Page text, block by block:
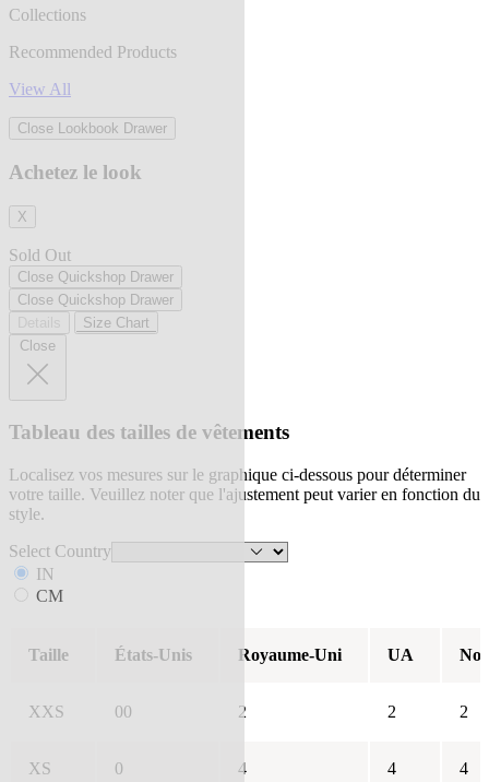
Collections
Recommended Products
View All
Close Lookbook Drawer
Achetez le look
X
Sold Out
Close Quickshop Drawer
Close Quickshop Drawer
Size Chart
Close
Tableau des tailles de vêtements
Localisez vos mesures sur le graphique ci-dessous pour déterminer
votre taille. Veuillez noter que l'ajustement peut varier en fonction du
style.
Select Country
IN
CM
Taille États-Unis Royaume-Uni UA
XXS 00 2 2 2
XS 0 4 4 4